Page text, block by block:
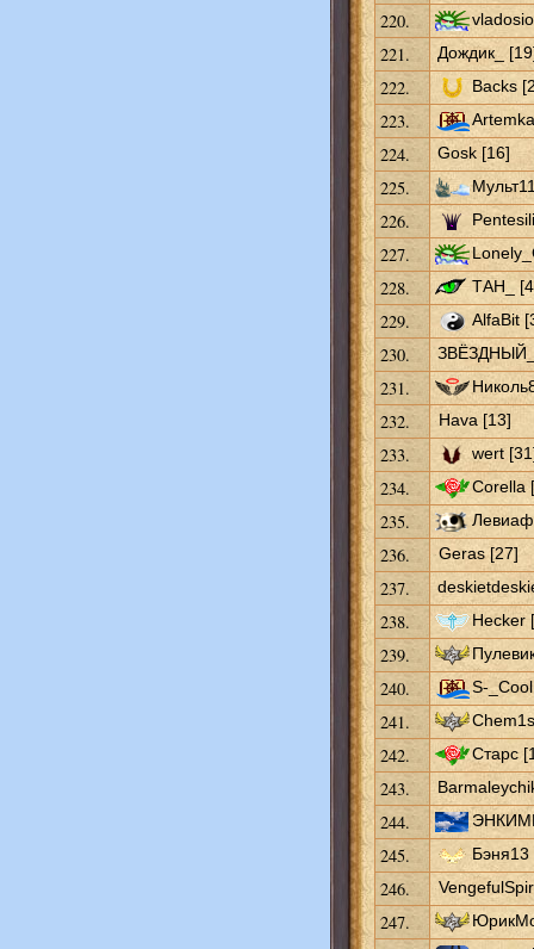
220.
221. Дождик_
222. Backs
223.
224. Gosk [16]
225.
226.
227.
228. ТАН_
229. AlfaBit
230.
231.
232. Hava [13]
233. wert
234. Corella
235.
236. Geras [27]
237.
238. Hecker
239.
240. S-
241.
242. Старс
243.
244.
245. Бэня13
246.
247.